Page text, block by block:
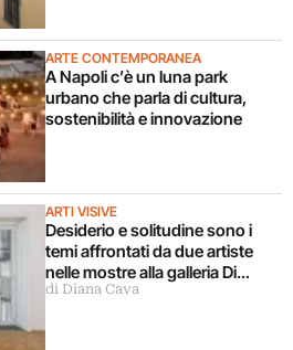
ARTE CONTEMPORANEA
A Napoli c’è un luna park
urbano che parla di cultura,
sostenibilità e innovazione
ARTI VISIVE
Desiderio e solitudine sono i
temi affrontati da due artiste
nelle mostre alla galleria Di
Marino a Napoli
di Diana Cava